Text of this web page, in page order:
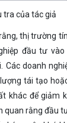
tra của tác giả
thị trường tín
đầu tư vào
Các doanh
tái tạo
khác để giảm
rằng đầu